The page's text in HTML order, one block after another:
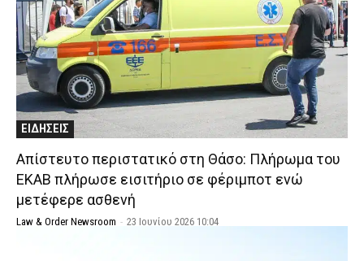
ΕΙΔΗΣΕΙΣ
Απίστευτο περιστατικό στη Θάσο: Πλήρωμα του
ΕΚΑΒ πλήρωσε εισιτήριο σε φέριμποτ ενώ
μετέφερε ασθενή
Law & Order Newsroom - 23 Ιουνίου 2026 10:04